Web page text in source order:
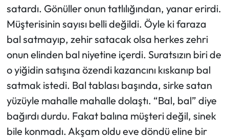
satardı. Gönüller onun tatlılığından, yanar erirdi.
Müşterisinin sayısı belli değildi. Öyle ki faraza
bal satmayıp, zehir satacak olsa herkes zehri
onun elinden bal niyetine içerdi. Suratsızın biri de
o yiğidin satışına özendi kazancını kıskanıp bal
satmak istedi. Bal tablası başında, sirke satan
yüzüyle mahalle mahalle dolaştı. “Bal, bal” diye
bağırdı durdu. Fakat balına müşteri değil, sinek
bile konmadı. Akşam oldu eve döndü eline bir
Sungurlu Haberleri
Turizm
Uğurludağ Haberleri
Yaşam
Yayla Haber